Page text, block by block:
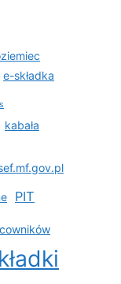
e-składka
kabała
PIT